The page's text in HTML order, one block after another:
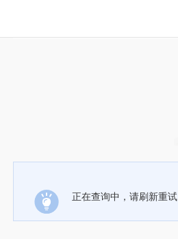
正在查询中，请刷新重试